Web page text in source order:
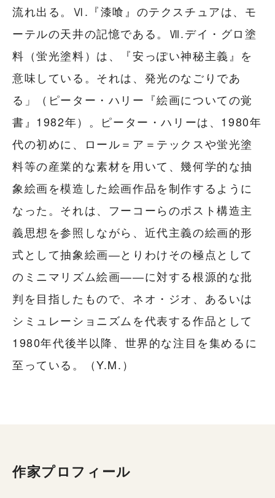
流れ出る。Ⅵ.『漆喰』のテクスチュアは、モ
ーテルの天井の記憶である。Ⅶ.デイ・グロ塗
料（蛍光塗料）は、『安っぽい神秘主義』を
意味している。それは、発光のなごりであ
る」（ピーター・ハリー『絵画についての覚
書』1982年）。ピーター・ハリーは、1980年
代の初めに、ロール＝ア＝テックスや蛍光塗
料等の産業的な素材を用いて、幾何学的な抽
象絵画を模造した絵画作品を制作するように
なった。それは、フーコーらのポスト構造主
義思想を参照しながら、近代主義の絵画的形
式として抽象絵画―とりわけその極点として
のミニマリズム絵画――に対する根源的な批
判を目指したもので、ネオ・ジオ、あるいは
シミュレーショニズムを代表する作品として
1980年代後半以降、世界的な注目を集めるに
至っている。（Y.M.）
作家プロフィール